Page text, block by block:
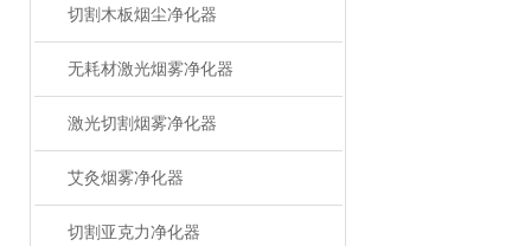
切割木板烟尘净化器
无耗材激光烟雾净化器
激光切割烟雾净化器
艾灸烟雾净化器
切割亚克力净化器